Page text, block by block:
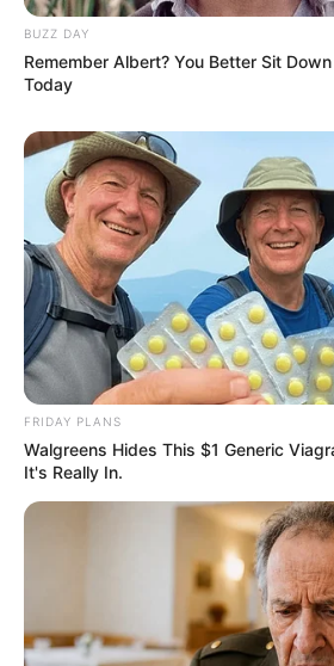
Borboleta Kids
BUZZ DAY
Remember Albert? You Better Sit
Today
FRIDAY PLANS
Walgreens Hides This $1 Generic
It's Really In.